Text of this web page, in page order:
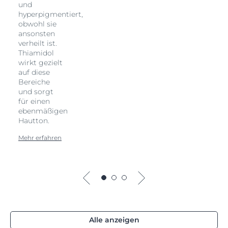
und
hyperpigmentiert,
obwohl sie
ansonsten
verheilt ist.
Thiamidol
wirkt gezielt
auf diese
Bereiche
und sorgt
für einen
ebenmäßigen
Hautton.
Mehr erfahren
Alle anzeigen